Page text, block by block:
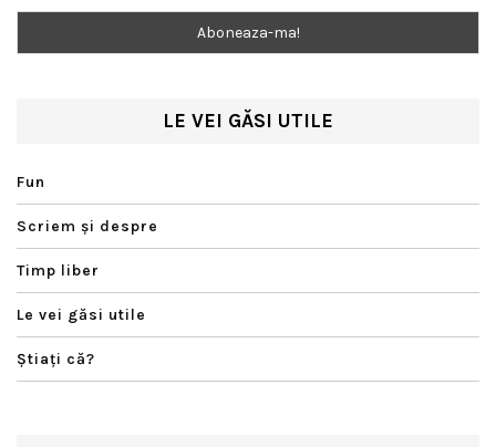
LE VEI GĂSI UTILE
Fun
Scriem şi despre
Timp liber
Le vei găsi utile
Ştiaţi că?